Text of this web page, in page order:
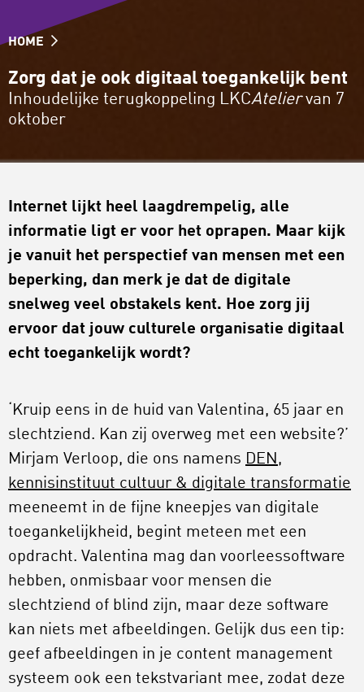
HOME
Zorg dat je ook digitaal toegankelijk bent
Inhoudelijke terugkoppeling LKCAteliervan 7
oktober
Internet lijkt heel laagdrempelig, alle
informatie ligt er voor het oprapen. Maar kijk
je vanuit het perspectief van mensen met een
beperking, dan merk je dat de digitale
snelweg veel obstakels kent. Hoe zorg jij
ervoor dat jouw culturele organisatie digitaal
echt toegankelijk wordt?
‘Kruip eens in de huid van Valentina, 65 jaar en
slechtziend. Kan zij overweg met een website?’
Mirjam Verloop, die ons namens DEN,
kennisinstituut cultuur & digitale transformatie
meeneemt in de fijne kneepjes van digitale
toegankelijkheid, begint meteen met een
opdracht. Valentina mag dan voorleessoftware
hebben, onmisbaar voor mensen die
slechtziend of blind zijn, maar deze software
kan niets met afbeeldingen. Gelijk dus een tip:
geef afbeeldingen in je content management
systeem ook een tekstvariant mee, zodat deze